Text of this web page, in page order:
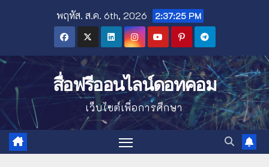
พฤหัส. ส.ค. 6th, 2026 2:37:26 PM
สื่อฟรีออนไลน์ดอทคอม
เว็บไซต์เพื่อการศึกษา